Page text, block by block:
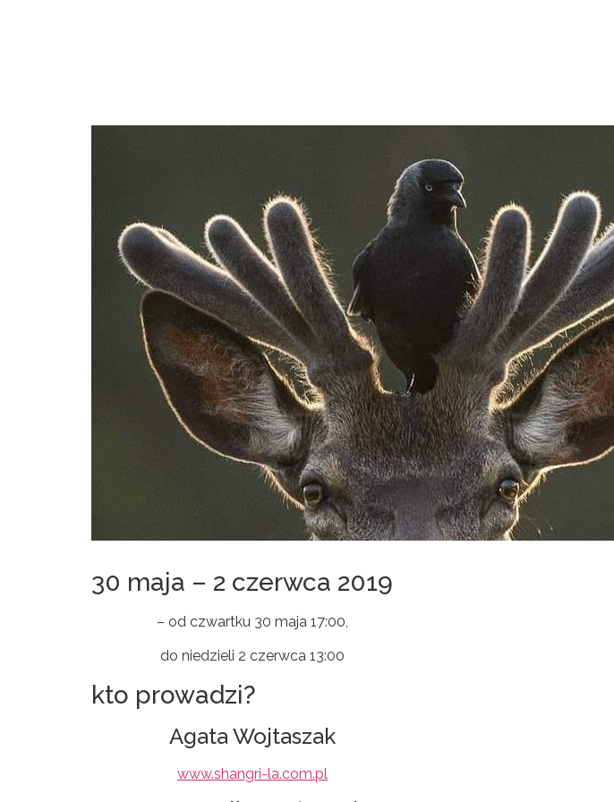
30 maja – 2 czerwca 2019
– od czwartku 30 maja 17:00,
do niedzieli 2 czerwca 13:00
kto prowadzi?
Agata Wojtaszak
www.shangri-la.com.pl